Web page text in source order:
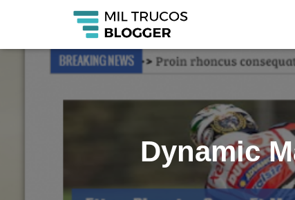
Dynamic